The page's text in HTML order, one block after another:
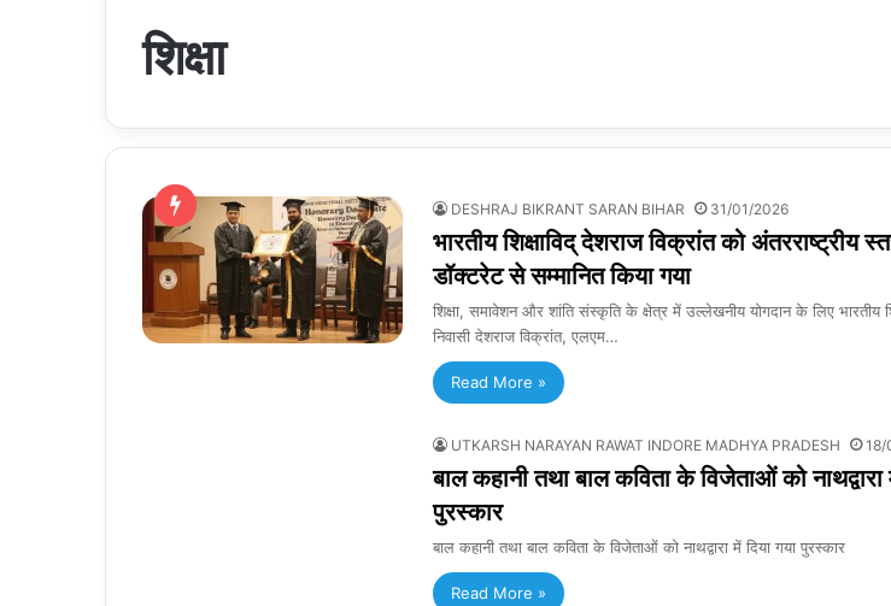
शिक्षा
DESHRAJ BIKRANT SARAN BIHAR 31/01/2026
भारतीय शिक्षाविद् देशराज विक्रांत को अंतरराष्ट्रीय
डॉक्टरेट से सम्मानित किया गया
शिक्षा, समावेशन और शांति संस्कृति के क्षेत्र में उल्लेखनीय योगदान के लिए भारतीय
निवासी देशराज विक्रांत, एलएम…
Read More »
UTKARSH NARAYAN RAWAT INDORE MADHYA PRADESH 18/
बाल कहानी तथा बाल कविता के विजेताओं को नाथद्वारा
पुरस्कार
बाल कहानी तथा बाल कविता के विजेताओं को नाथद्वारा में दिया गया पुरस्कार
Read More »